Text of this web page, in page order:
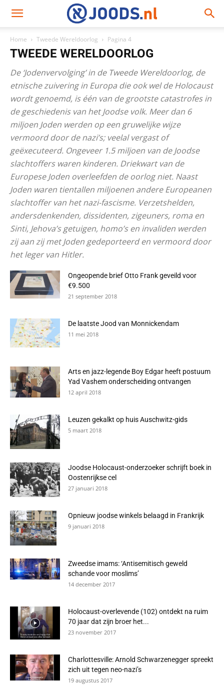
Home Tweede Wereldoorlog Pagina 4
TWEEDE WERELDOORLOG
De ‘Jodenvervolging’ in de Tweede Wereldoorlog, de
etnische zuivering in Europa die ook wel de Holocaust
wordt genoemd, is één van de grootste catastrofes in
de geschiedenis van het Joodse volk. Meer dan 6
miljoen Joden werden op een gruwelijke wijze
vermoord door de nazi’s; veelal vergast of
geëxecuteerd. Ongeveer 1.5 miljoen van de Joodse
slachtoffers waren kinderen. Driekwart van de
Europese Joden overleefden de oorlog niet. Naast
Joden waren tientallen miljoenen andere Europeanen
slachtoffer van het nazi-fascisme. Verzetshelden,
andersdenkenden, dissidenten, zigeuners, roma en
Sinti, Jehova’s getuigen, homo’s en invaliden werden
zij aan zij met Joden gedeporteerd en vermoord door
het leger van Hitler.
Ongeopende brief Otto Frank geveild voor
€9.500
21 september 2018
De laatste Jood van Monnickendam
11 mei 2018
Arts en jazz-legende Boy Edgar heeft postuum
Yad Vashem onderscheiding ontvangen
12 april 2018
Leuzen gekalkt op huis Auschwitz-gids
5 maart 2018
Joodse Holocaust-onderzoeker schrijft boek in
Oostenrijkse cel
27 januari 2018
Opnieuw joodse winkels belaagd in Frankrijk
9 januari 2018
Zweedse imams: ‘Antisemitisch geweld
schande voor moslims’
14 december 2017
Holocaust-overlevende (102) ontdekt na ruim
70 jaar dat zijn broer het...
23 november 2017
Charlottesville: Arnold Schwarzenegger spreekt
zich uit tegen neo-nazi’s
19 augustus 2017